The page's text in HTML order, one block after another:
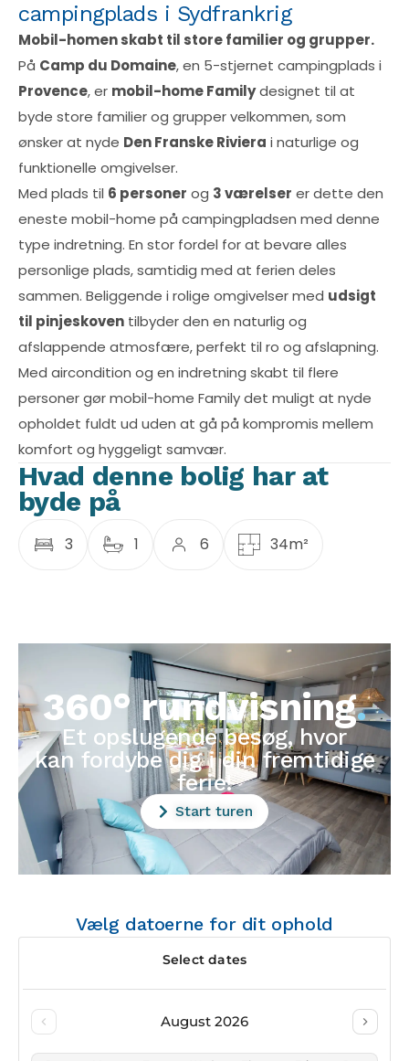
campingplads i Sydfrankrig
Mobil-homen skabt til store familier og grupper.
På Camp du Domaine, en 5-stjernet campingplads i
Provence, er mobil-home Familydesignet til at
byde store familier og grupper velkommen, som
ønsker at nyde Den Franske Riviera i naturlige og
funktionelle omgivelser.
Med plads til 6 personer og 3 værelser er dette den
eneste mobil-home på campingpladsen med denne
type indretning. En stor fordel for at bevare alles
personlige plads, samtidig med at ferien deles
sammen. Beliggende i rolige omgivelser med udsigt
til pinjeskoven tilbyder den en naturlig og
afslappende atmosfære, perfekt til ro og afslapning.
Med aircondition og en indretning skabt til flere
personer gør mobil-home Family det muligt at nyde
opholdet fuldt ud uden at gå på kompromis mellem
komfort og hyggeligt samvær.
Hvad denne bolig har at
byde på
3 1 6 34m²
360° rundvisning.
Et opslugende besøg, hvor
kan fordybe dig i din fremtidige
ferie!
Start turen
Vælg datoerne for dit ophold